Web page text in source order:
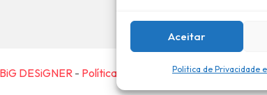
Aceitar
Politica de Privacidade
BiG DESiGNER - Política de Privacidade e Cookies